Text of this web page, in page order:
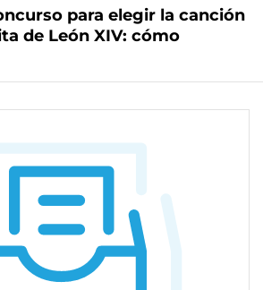
para elegir la canción
de León XIV: cómo